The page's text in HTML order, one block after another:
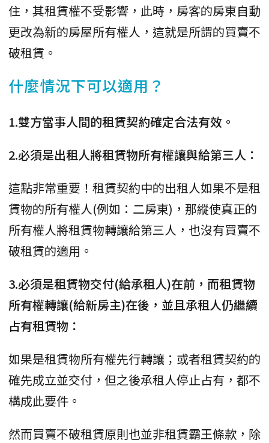
住，其租賃權不受影響，此時，房客的房東自動
更改為新的房屋所有權人，這就是所謂的買賣不
破租賃。
什麼情況下可以適用？
1.雙方當事人間的租賃契約確定合法有效。
2.必須是出租人將租賃物所有權讓與給第三人：
這點非常重要！租賃契約中的出租人如果不是租
賃物的所有權人(例如：二房東)，那縱使真正的
所有權人將租賃物轉讓給第三人，也沒有買賣不
破租賃的適用。
3.必須是租賃物交付(給承租人)在前，而租賃物
所有權轉讓(給新房主)在後，並且承租人仍繼續
占有租賃物：
如果是租賃物所有權先行轉讓；或者租賃契約的
確先成立並交付，但之後承租人停止占有，都不
構成此要件。
然而買賣不破租賃原則也並非租賃霸王條款，除